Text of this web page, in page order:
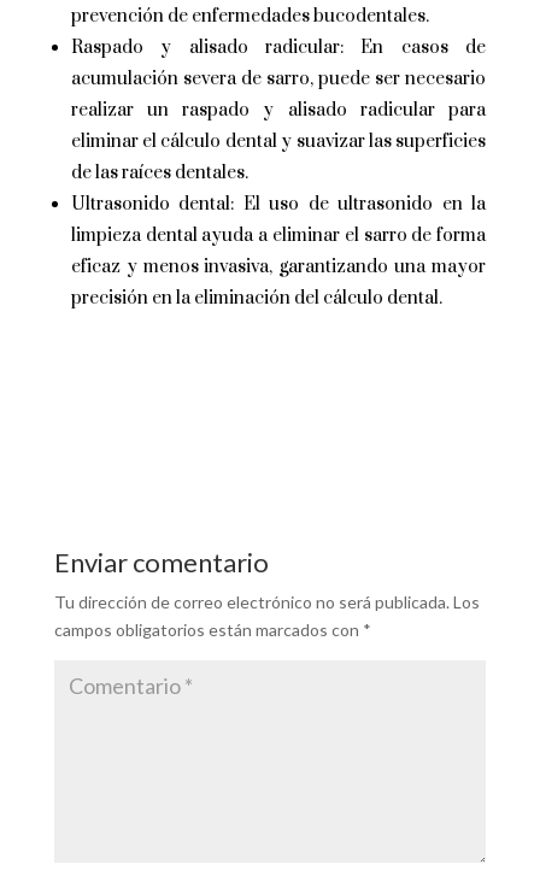
prevención de enfermedades bucodentales.
Raspado y alisado radicular: En casos de
acumulación severa de sarro, puede ser necesario
realizar un raspado y alisado radicular para
eliminar el cálculo dental y suavizar las superficies
de las raíces dentales.
Ultrasonido dental: El uso de ultrasonido en la
limpieza dental ayuda a eliminar el sarro de forma
eficaz y menos invasiva, garantizando una mayor
precisión en la eliminación del cálculo dental.
Enviar comentario
Tu dirección de correo electrónico no será publicada. Los
campos obligatorios están marcados con *